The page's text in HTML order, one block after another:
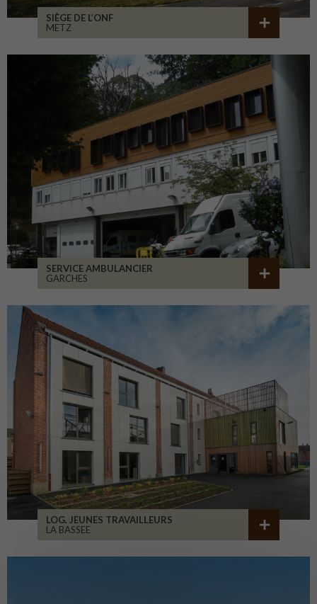
SIÈGE DE L’ONF
METZ
SERVICE AMBULANCIER
GARCHES
LOG. JEUNES TRAVAILLEURS
LA BASSEE